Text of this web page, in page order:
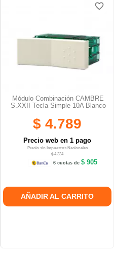
Módulo Combinación CAMBRE
S.XXII Tecla Simple 10A Blanco
$ 4.789
Precio web en 1 pago
Precio sin Impuestos Nacionales
$ 4.334
6 cuotas de$ 905
AÑADIR AL CARRITO
favorite_border
favorite_border